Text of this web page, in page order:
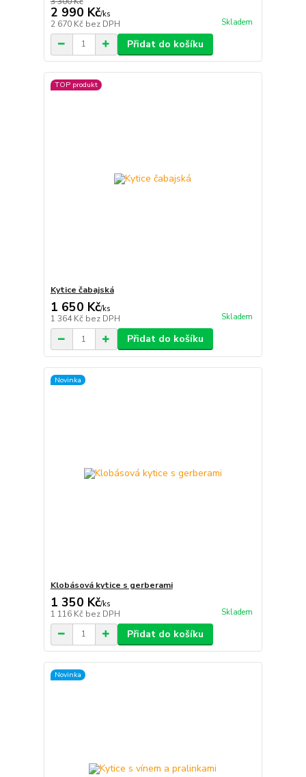
2 990 Kč/ks
2 670 Kč bez DPH Skladem
Přidat do košíku
TOP produkt
Kytice čabajská
1 650 Kč/ks
1 364 Kč bez DPH Skladem
Přidat do košíku
Novinka
Klobásová kytice s gerberami
1 350 Kč/ks
1 116 Kč bez DPH Skladem
Přidat do košíku
Novinka